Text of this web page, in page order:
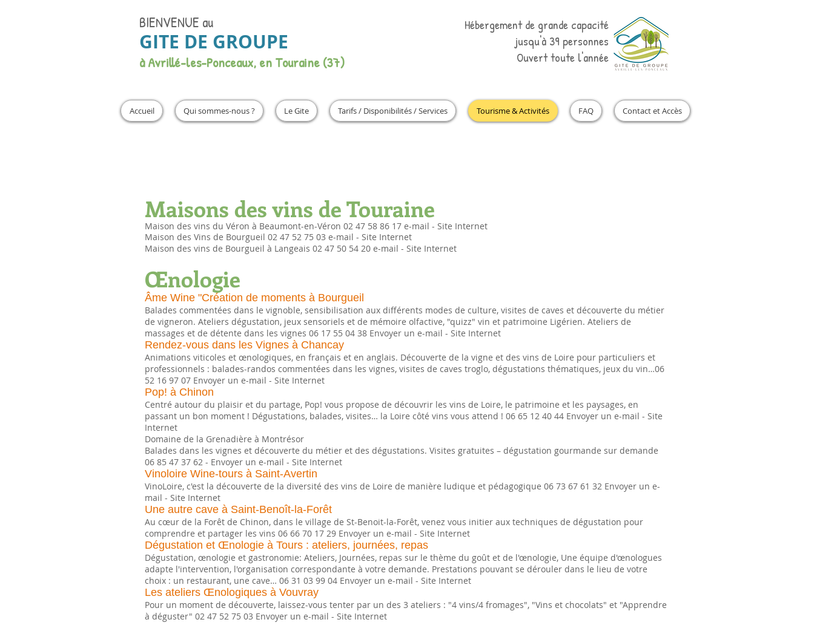
BIENVENUE au
GITE DE GROUPE
à Avrillé-les-Ponceaux, en Touraine (37)
Hébergement de grande capacité
jusqu'à 39 personnes
Ouvert toute l'année
Accueil Qui sommes-nous ? Le Gite Tarifs / Disponibilités / Services Tourisme & Activités FAQ Contact et Accès
Maisons des vins de Touraine
Maison des vins du Véron à Beaumont-en-Véron 02 47 58 86 17 e-mail - Site Internet
Maison des Vins de Bourgueil 02 47 52 75 03 e-mail - Site Internet
Maison des vins de Bourgueil à Langeais 02 47 50 54 20 e-mail - Site Internet
Œnologie
Âme Wine "Création de moments à Bourgueil
Balades commentées dans le vignoble, sensibilisation aux différents modes de culture, visites de caves et découverte du métier
de vigneron. Ateliers dégustation, jeux sensoriels et de mémoire olfactive, "quizz" vin et patrimoine Ligérien. Ateliers de
massages et de détente dans les vignes 06 17 55 04 38 Envoyer un e-mail - Site Internet
Rendez-vous dans les Vignes à Chancay
Animations viticoles et œnologiques, en français et en anglais. Découverte de la vigne et des vins de Loire pour particuliers et
professionnels : balades-randos commentées dans les vignes, visites de caves troglo, dégustations thématiques, jeux du vin…06
52 16 97 07 Envoyer un e-mail - Site Internet
Pop! à Chinon
Centré autour du plaisir et du partage, Pop! vous propose de découvrir les vins de Loire, le patrimoine et les paysages, en
passant un bon moment ! Dégustations, balades, visites… la Loire côté vins vous attend ! 06 65 12 40 44 Envoyer un e-mail - Site
Internet
Domaine de la Grenadière à Montrésor
Balades dans les vignes et découverte du métier et des dégustations. Visites gratuites – dégustation gourmande sur demande
06 85 47 37 62 - Envoyer un e-mail - Site Internet
Vinoloire Wine-tours à Saint-Avertin
VinoLoire, c'est la découverte de la diversité des vins de Loire de manière ludique et pédagogique 06 73 67 61 32 Envoyer un e-
mail - Site Internet
Une autre cave à Saint-Benoît-la-Forêt
Au cœur de la Forêt de Chinon, dans le village de St-Benoit-la-Forêt, venez vous initier aux techniques de dégustation pour
comprendre et partager les vins 06 66 70 17 29 Envoyer un e-mail - Site Internet
Dégustation et Œnologie à Tours : ateliers, journées, repas
Dégustation, œnologie et gastronomie: Ateliers, Journées, repas sur le thème du goût et de l'œnologie, Une équipe d'œnologues
adapte l'intervention, l'organisation correspondante à votre demande. Prestations pouvant se dérouler dans le lieu de votre
choix : un restaurant, une cave… 06 31 03 99 04 Envoyer un e-mail - Site Internet
Les ateliers Œnologiques à Vouvray
Pour un moment de découverte, laissez-vous tenter par un des 3 ateliers : "4 vins/4 fromages", "Vins et chocolats" et "Apprendre
à déguster" 02 47 52 75 03 Envoyer un e-mail - Site Internet